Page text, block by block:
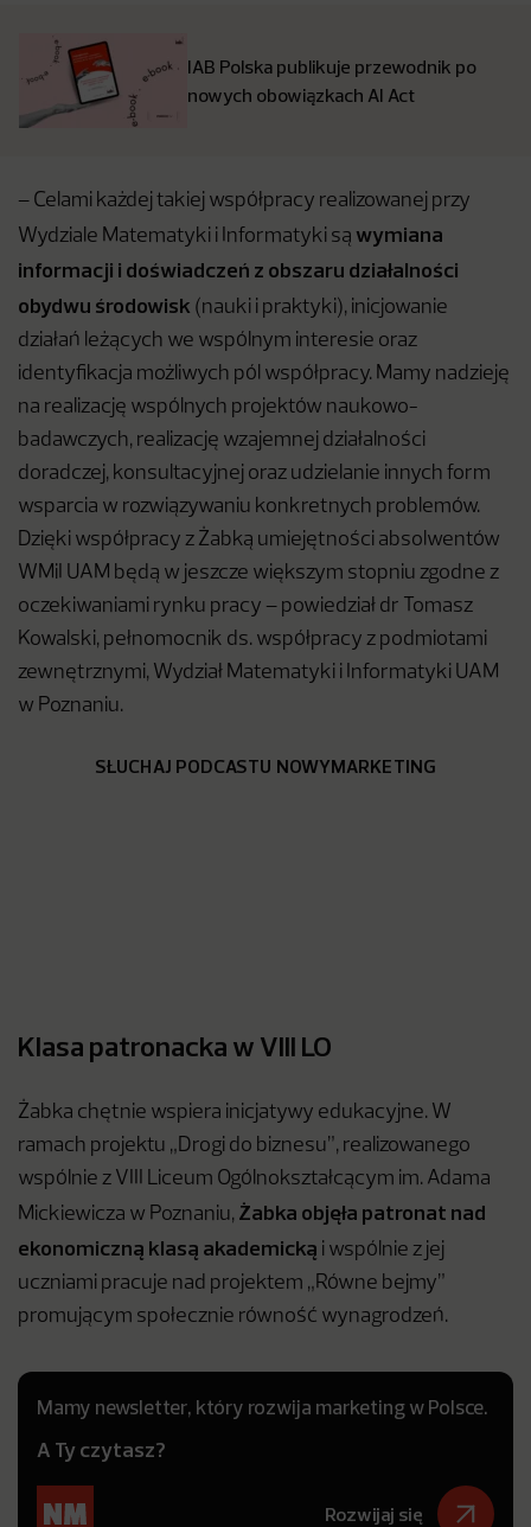
IAB Polska publikuje przewodnik po
nowych obowiązkach AI Act
– Celami każdej takiej współpracy realizowanej przy
Wydziale Matematyki i Informatyki są wymiana
informacji i doświadczeń z obszaru działalności
obydwu środowisk (nauki i praktyki), inicjowanie
działań leżących we wspólnym interesie oraz
identyfikacja możliwych pól współpracy. Mamy nadzieję
na realizację wspólnych projektów naukowo-
badawczych, realizację wzajemnej działalności
doradczej, konsultacyjnej oraz udzielanie innych form
wsparcia w rozwiązywaniu konkretnych problemów.
Dzięki współpracy z Żabką umiejętności absolwentów
WMiI UAM będą w jeszcze większym stopniu zgodne z
oczekiwaniami rynku pracy – powiedział dr Tomasz
Kowalski, pełnomocnik ds. współpracy z podmiotami
zewnętrznymi, Wydział Matematyki i Informatyki UAM
w Poznaniu.
SŁUCHAJ PODCASTU NOWYMARKETING
Klasa patronacka w VIII LO
Żabka chętnie wspiera inicjatywy edukacyjne. W
ramach projektu „Drogi do biznesu”, realizowanego
wspólnie z VIII Liceum Ogólnokształcącym im. Adama
Mickiewicza w Poznaniu, Żabka objęła patronat nad
ekonomiczną klasą akademicką i wspólnie z jej
uczniami pracuje nad projektem „Równe bejmy”
promującym społecznie równość wynagrodzeń.
Mamy newsletter, który rozwija marketing w Polsce.
A Ty czytasz?
Rozwijaj się